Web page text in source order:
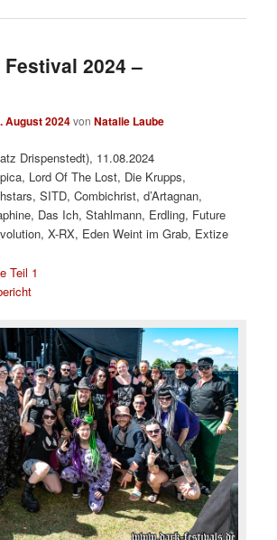
2024 –
August 2024vonNatalie Laube
Drispenstedt), 11.08.2024
Lord Of The Lost, Die Krupps,
SITD, Combichrist, d’Artagnan,
Das Ich, Stahlmann, Erdling, Future
X-RX, Eden Weint im Grab, Extize
Teil 1